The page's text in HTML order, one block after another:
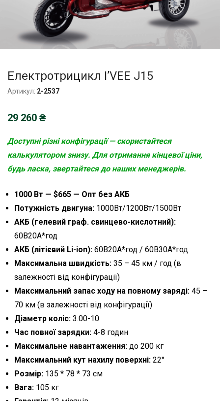
Електротрицикл I’VEE J15
Артикул: 2-2537
29 260 ₴
Доступні різні конфігурації — скористайтеся
калькуляторомзнизу. Для отримання кінцевої ціни,
будь ласка, звертайтеся до наших менеджерів.
1000 Вт — $665 — Опт без АКБ
Потужність двигуна: 1000Вт/1200Вт/1500Вт
АКБ (гелевий граф. свинцево-кислотний):
60В20А*год
АКБ (літієвий Li-ion): 60В20А*год / 60В30А*год
Максимальна швидкість: 35 – 45 км / год (в
залежності від конфігурації)
Максимальний запас ходу на повному заряді: 45 –
70 км (в залежності від конфігурації)
Діаметр коліс: 3.00-10
Час повної зарядки: 4-8 годин
Максимальне навантаження: до 200 кг
Максимальний кут нахилу поверхні: 22°
Розмір: 135 * 78 * 73 см
Вага: 105 кг